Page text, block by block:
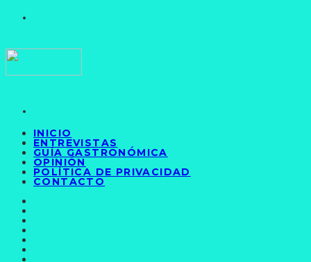
INICIO
ENTREVISTAS
GUÍA GASTRONÓMICA
OPINIÓN
POLÍTICA DE PRIVACIDAD
CONTACTO